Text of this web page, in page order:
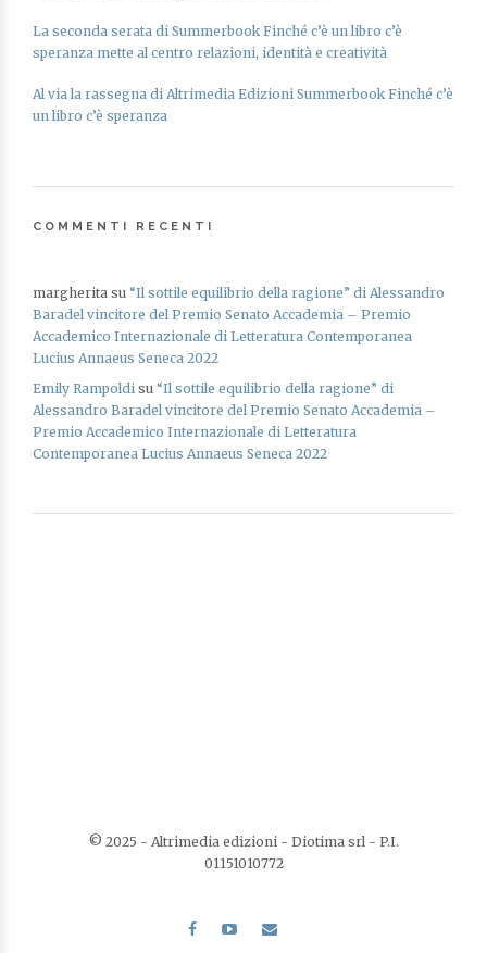
La seconda serata di Summerbook Finché c’è un libro c’è
speranza mette al centro relazioni, identità e creatività
Al via la rassegna di Altrimedia Edizioni Summerbook Finché c’è
un libro c’è speranza
COMMENTI RECENTI
margherita su “Il sottile equilibrio della ragione” di Alessandro
Baradel vincitore del Premio Senato Accademia – Premio
Accademico Internazionale di Letteratura Contemporanea
Lucius Annaeus Seneca 2022
Emily Rampoldi su “Il sottile equilibrio della ragione” di
Alessandro Baradel vincitore del Premio Senato Accademia –
Premio Accademico Internazionale di Letteratura
Contemporanea Lucius Annaeus Seneca 2022
© 2025 - Altrimedia edizioni - Diotima srl - P.I.
01151010772